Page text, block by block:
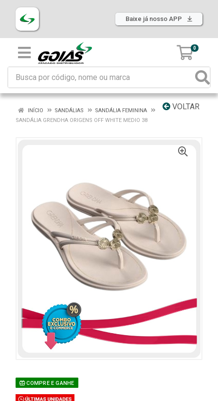
Baixe já nosso APP
0
VOLTAR
INÍCIO SANDÁLIAS
SANDÁLIA FEMININA
SANDÁLIA GRENDHA ORIGENS OFF WHITE MEDIO 38
COMPRE E GANHE